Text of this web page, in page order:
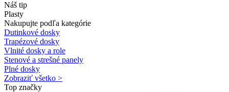
Náš tip
Plasty
Nakupujte podľa kategórie
Dutinkové dosky
Trapézové dosky
Vlnité dosky a role
Stenové a strešné panely
Plné dosky
Zobraziť všetko >
Top značky